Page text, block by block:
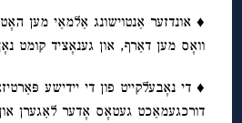
♦ אונדזער אַנטוישונג אַלמאַי מען
וואָס מען דאַרף, און גענאָציד קומט
♦ די נאָבעלקייט פון די יידישע
דורכגעמאַכט געטאָס אָדער לאַגערן און